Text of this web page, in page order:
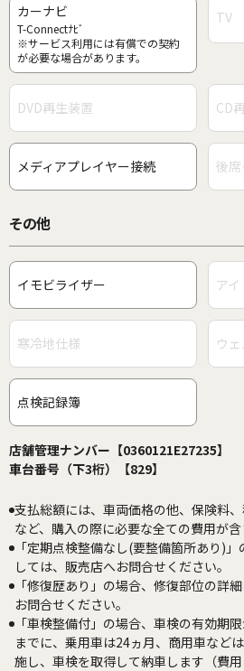
カーナビ
T-Connectﾅﾋﾞ
※サービス利用には有償での契約
が必要な場合があります。
TV
DVD再生装置 CD
メディアプレイヤー接続 後
その他
イモビライザー ア
寒冷地仕様 ウ
点検記録簿
店舗管理ナンバー【0360121E27235】
車台番号（下3桁）【829】
支払総額には、車両価格の他、保険料
など、購入の際に必要な全ての費用が含
「定期点検整備なし(要整備箇所あり)
しては、販売店へお問合せください。
「修復歴あり」の場合、修復部位の詳
お問合せください。
「車検整備付」の場合、車検の有効期
までに、乗用車は24ヵ月、商用車など
施し、車検を取得して納車します（費用